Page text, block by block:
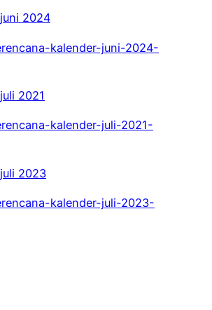
2024
2021
2023